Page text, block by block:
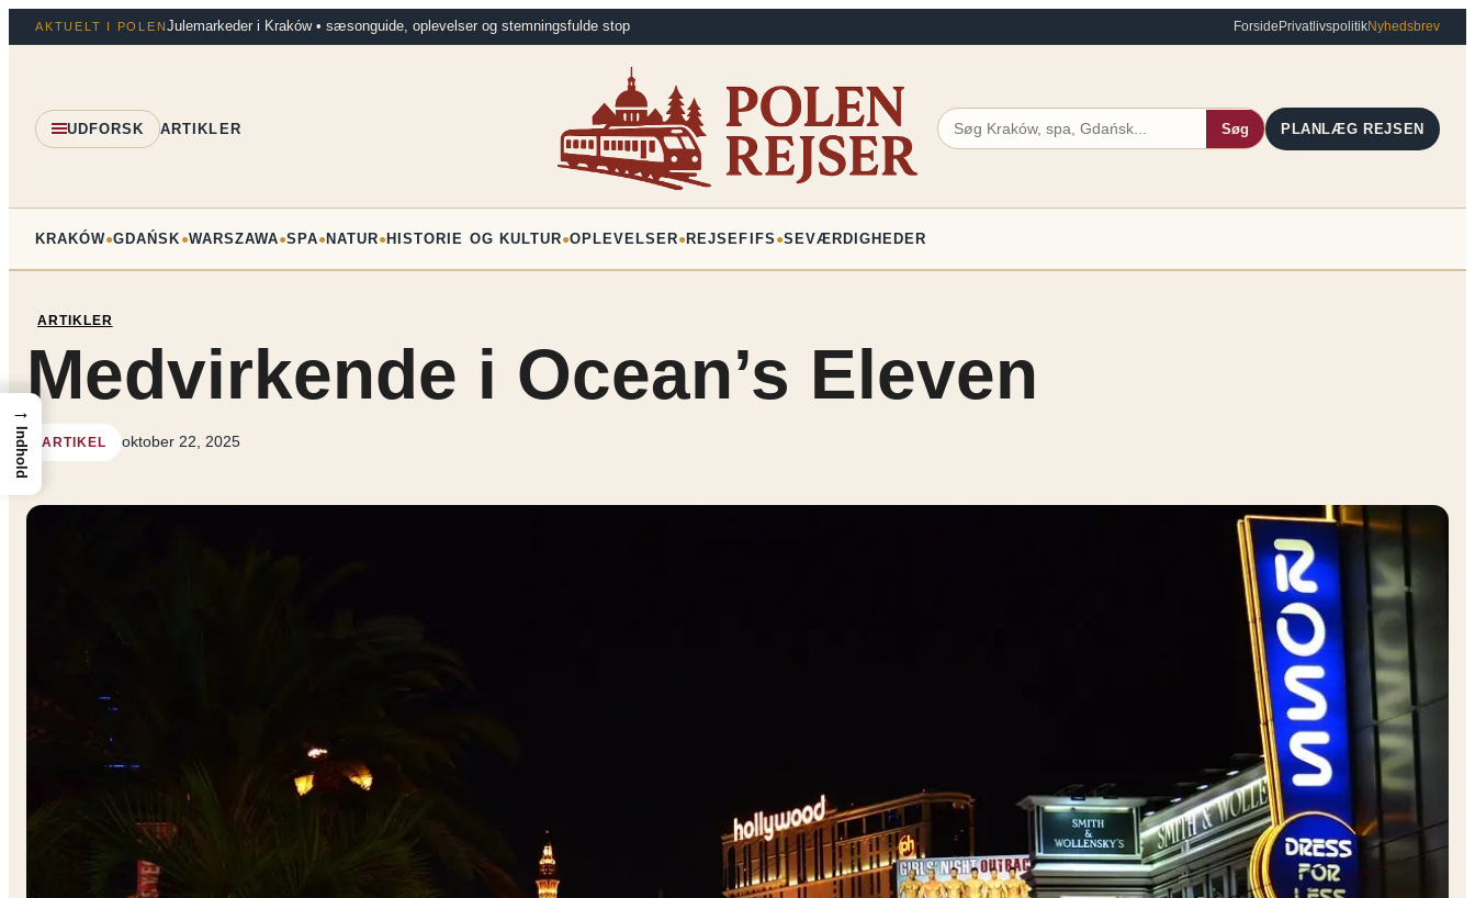
Spring
til
AKTUELT I POLENJulemarkeder i Kraków • sæsonguide, oplevelser og stemningsfulde stop ForsidePrivatlivspolitikNyhedsbrev
UDFORSK ARTIKLER Søg PLANLÆG REJSEN
KRAKÓW●GDAŃSK ●WARSZAWA●SPA●NATUR●HISTORIE OG KULTUR●OPLEVELSER●REJSEFIFS ●SEVÆRDIGHEDER
ARTIKLER
Medvirkende i Ocean’s Eleven
ARTIKEL oktober 22, 2025
→
Indhold